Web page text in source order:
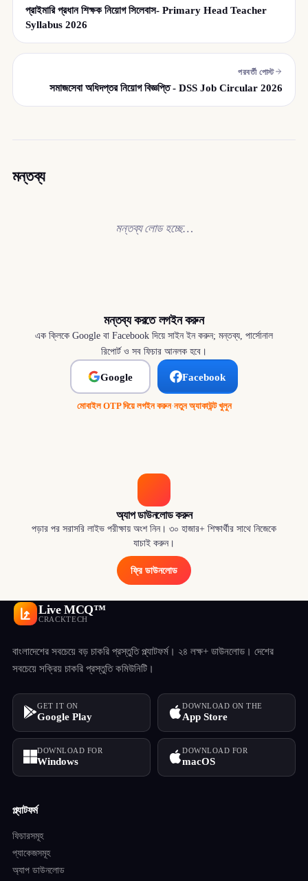
প্রাইমারি প্রধান শিক্ষক নিয়োগ সিলেবাস- Primary Head Teacher
Syllabus 2026
পরবর্তী পোস্ট
সমাজসেবা অধিদপ্তর নিয়োগ বিজ্ঞপ্তি - DSS Job Circular 2026
মন্তব্য
মন্তব্য লোড হচ্ছে…
মন্তব্য করতে লগইন করুন
এক ক্লিকে Google বা Facebook দিয়ে সাইন ইন করুন; মন্তব্য, পার্সোনাল
রিপোর্ট ও সব ফিচার আনলক হবে।
Google Facebook
মোবাইল OTP দিয়ে লগইন করুন·নতুন অ্যাকাউন্ট খুলুন
অ্যাপ ডাউনলোড করুন
পড়ার পর সরাসরি লাইভ পরীক্ষায় অংশ নিন। ৩০ হাজার+ শিক্ষার্থীর সাথে নিজেকে
যাচাই করুন।
ফ্রি ডাউনলোড
Live MCQ™
CRACKTECH
বাংলাদেশের সবচেয়ে বড় চাকরি প্রস্তুতি প্ল্যাটফর্ম। ২৪ লক্ষ+ ডাউনলোড। দেশের
সবচেয়ে সক্রিয় চাকরি প্রস্তুতি কমিউনিটি।
GET IT ON
Google Play
DOWNLOAD ON THE
App Store
DOWNLOAD FOR
Windows
DOWNLOAD FOR
macOS
প্ল্যাটফর্ম
ফিচারসমূহ
প্যাকেজসমূহ
অ্যাপ ডাউনলোড